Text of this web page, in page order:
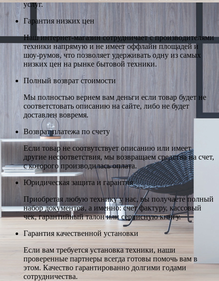
услуг.
Гарантия низких цен
Наш интернет-магазин сотрудничает с производителями
техники напрямую и не имеет оффлайн площадей и
шоу-румов, что позволяет удерживать одну из самых
низких цен на рынке бытовой техники.
Полный возврат стоимости
Мы полностью вернем вам деньги если товар будет не
соответстовать описанию на сайте, либо не будет
доставлен вовремя.
Возврат платежа по счету
Если товар не соотвутствует описанию или имеет
другие несоответствия, мы возвращаем средства на счет,
с которого производилась оплата.
Юридическая защита и гарантия
Приобретая любую технику у нас, вы получаете полный
набор документов, а именно: счет фактуру, кассовый
чек, гарантийный талон или сервисную книгу.
Гарантия качественной установки
Если вам требуется установка техники, наши
проверенные партнеры всегда готовы помочь вам в
этом. Качество гарантированно долгими годами
сотрудничества.